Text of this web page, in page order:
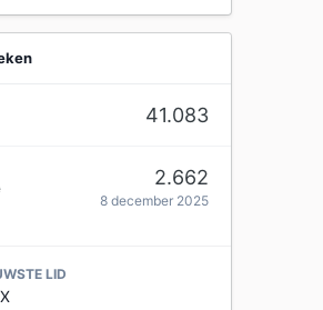
41.083
2.662
8 december 2025
LID